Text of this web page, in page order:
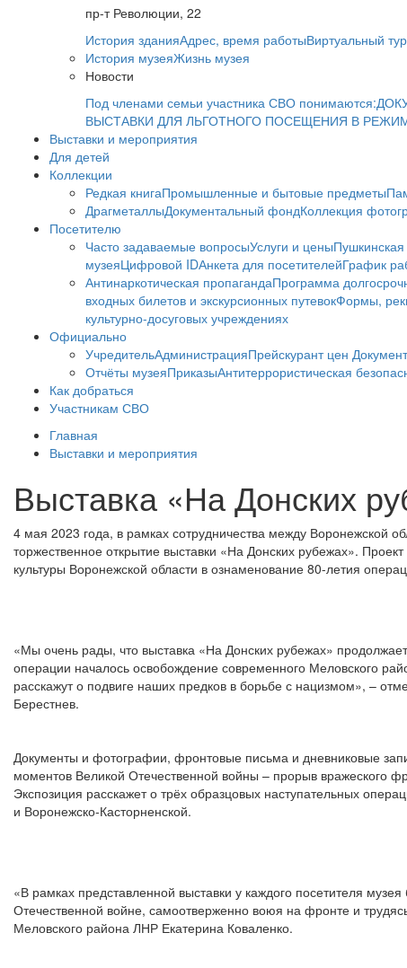
пр-т Революции, 22
История зданияАдрес, время работыВиртуальный тур
История музеяЖизнь музея
Новости
Под членами семьи участника СВО понимаются:
ВЫСТАВКИ ДЛЯ ЛЬГОТНОГО ПОСЕЩЕНИЯ В
Выставки и мероприятия
Для детей
Коллекции
Редкая книгаПромышленные и бытовые предметы
ДрагметаллыДокументальный фондКоллекция
Посетителю
Часто задаваемые вопросыУслуги и ценыПушкинская
музеяЦифровой IDАнкета для посетителейГрафик
Антинаркотическая пропагандаПрограмма
входных билетов и экскурсионных путевокФормы,
культурно-досуговых учреждениях
Официально
УчредительАдминистрацияПрейскурант цен
Отчёты музеяПриказыАнтитеррористическая
Как добраться
Участникам СВО
Главная
Выставки и мероприятия
Выставка «На Донских
4 мая 2023 года, в рамках сотрудничества между Воронежской
торжественное открытие выставки «На Донских рубежах».
культуры Воронежской области в ознаменование 80-летия
«Мы очень рады, что выставка «На Донских рубежах»
операции началось освобождение современного Меловского
расскажут о подвиге наших предков в борьбе с нацизмом», –
Берестнев.
Документы и фотографии, фронтовые письма и дневниковые
моментов Великой Отечественной войны – прорыв вражеского
Экспозиция расскажет о трёх образцовых наступательных
и Воронежско-Касторненской.
«В рамках представленной выставки у каждого посетителя
Отечественной войне, самоотверженно воюя на фронте и
Меловского района ЛНР Екатерина Коваленко.